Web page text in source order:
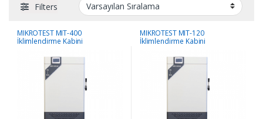
Filters
MIKROTEST MIT-400
İklimlendirme Kabini
MIKROTEST MIT-120
İklimlendirme Kabini